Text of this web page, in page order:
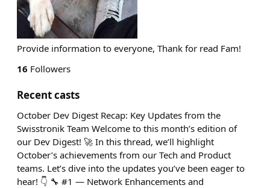
Provide information to everyone, Thank for read Fam!
16 Followers
Recent casts
October Dev Digest Recap: Key Updates from the
Swisstronik Team Welcome to this month’s edition of
our Dev Digest! 🚀 In this thread, we’ll highlight
October’s achievements from our Tech and Product
teams. Let’s dive into the updates you’ve been eager to
hear! 👇 🔧 #1 — Network Enhancements and